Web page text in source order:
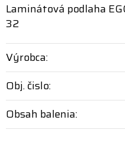
Laminátová podlaha
32
Výrobca:
Obj. čislo:
Obsah balenia: